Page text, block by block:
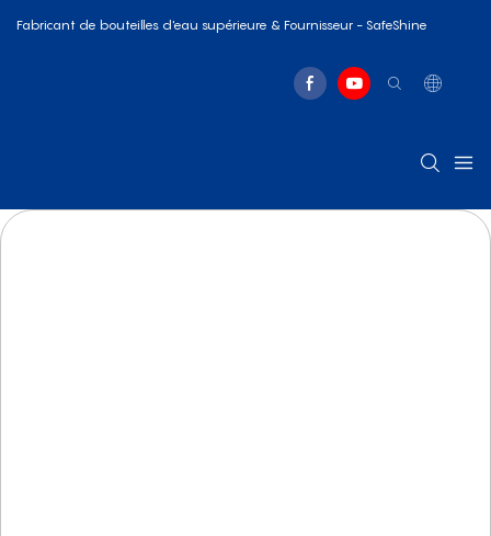
Fabricant de bouteilles d'eau supérieure & Fournisseur - SafeShine